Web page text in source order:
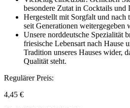
besondere Zutat in Cocktails und
Hergestellt mit Sorgfalt und nach
seit Generationen weitergegeben
Unsere norddeutsche Spezialität
friesische Lebensart nach Hause
Tradition unseres Hauses wider,
Qualität steht.
Regulärer Preis:
4,45 €